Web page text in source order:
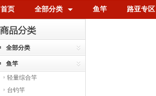
首页 全部分类 鱼竿 路亚专区
全部分类
鱼竿
轻量综合竿
台钓竿